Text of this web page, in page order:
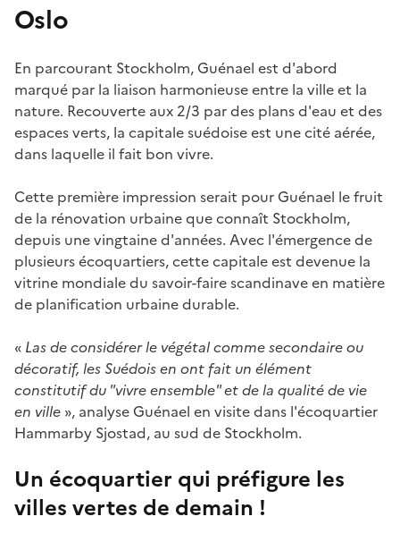
Oslo
En parcourant Stockholm, Guénael est d'abord
marqué par la liaison harmonieuse entre la ville et la
nature. Recouverte aux 2/3 par des plans d'eau et des
espaces verts, la capitale suédoise est une cité aérée,
dans laquelle il fait bon vivre.
Cette première impression serait pour Guénael le fruit
de la rénovation urbaine que connaît Stockholm,
depuis une vingtaine d'années. Avec l'émergence de
plusieurs écoquartiers, cette capitale est devenue la
vitrine mondiale du savoir-faire scandinave en matière
de planification urbaine durable.
« Las de considérer le végétal comme secondaire ou
décoratif, les Suédois en ont fait un élément
constitutif du "vivre ensemble" et de la qualité de vie
en ville », analyse Guénael en visite dans l'écoquartier
Hammarby Sjostad, au sud de Stockholm.
Un écoquartier qui préfigure les
villes vertes de demain !